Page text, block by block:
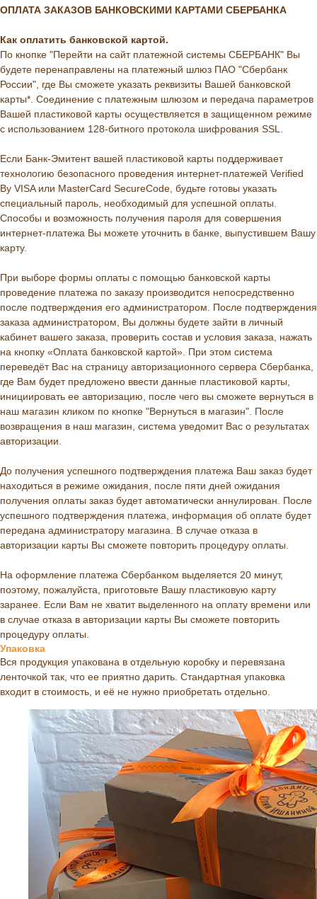
ОПЛАТА ЗАКАЗОВ БАНКОВСКИМИ КАРТАМИ СБЕРБАНКА
Как оплатить банковской картой.
По кнопке "Перейти на сайт платежной системы СБЕРБАНК" Вы
будете перенаправлены на платежный шлюз ПАО "Сбербанк
России", где Вы сможете указать реквизиты Вашей банковской
карты*. Соединение с платежным шлюзом и передача параметров
Вашей пластиковой карты осуществляется в защищенном режиме
с использованием 128-битного протокола шифрования SSL.
Если Банк-Эмитент вашей пластиковой карты поддерживает
технологию безопасного проведения интернет-платежей Verified
By VISA или MasterCard SecureCode, будьте готовы указать
специальный пароль, необходимый для успешной оплаты.
Способы и возможность получения пароля для совершения
интернет-платежа Вы можете уточнить в банке, выпустившем Вашу
карту.
При выборе формы оплаты с помощью банковской карты
проведение платежа по заказу производится непосредственно
после подтверждения его администратором. После подтверждения
заказа администратором, Вы должны будете зайти в личный
кабинет вашего заказа, проверить состав и условия заказа, нажать
на кнопку «Оплата банковской картой». При этом система
переведёт Вас на страницу авторизационного сервера Сбербанка,
где Вам будет предложено ввести данные пластиковой карты,
инициировать ее авторизацию, после чего вы сможете вернуться в
наш магазин кликом по кнопке "Вернуться в магазин". После
возвращения в наш магазин, система уведомит Вас о результатах
авторизации.
До получения успешного подтверждения платежа Ваш заказ будет
находиться в режиме ожидания, после пяти дней ожидания
получения оплаты заказ будет автоматически аннулирован. После
успешного подтверждения платежа, информация об оплате будет
передана администратору магазина. В случае отказа в
авторизации карты Вы сможете повторить процедуру оплаты.
На оформление платежа Сбербанком выделяется 20 минут,
поэтому, пожалуйста, приготовьте Вашу пластиковую карту
заранее. Если Вам не хватит выделенного на оплату времени или
в случае отказа в авторизации карты Вы сможете повторить
процедуру оплаты.
Упаковка
Вся продукция упакована в отдельную коробку и перевязана
ленточкой так, что ее приятно дарить. Стандартная упаковка
входит в стоимость, и её не нужно приобретать отдельно.